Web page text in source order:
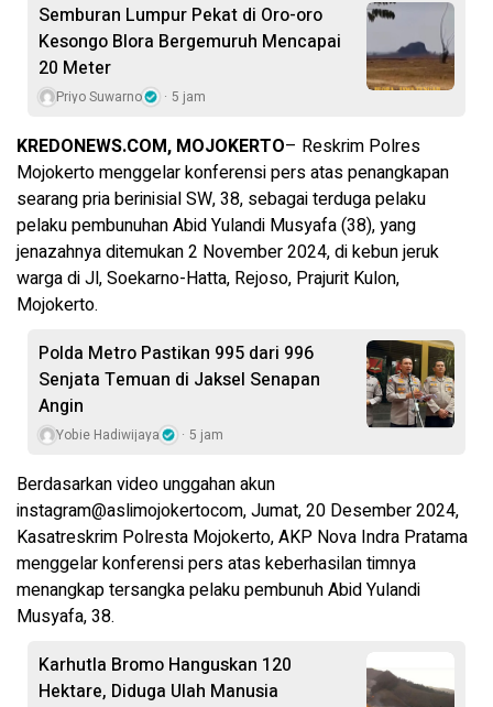
Semburan Lumpur Pekat di Oro-oro
Kesongo Blora Bergemuruh Mencapai
20 Meter
Priyo Suwarno 5 jam
KREDONEWS.COM, MOJOKERTO– Reskrim Polres
Mojokerto menggelar konferensi pers atas penangkapan
searang pria berinisial SW, 38, sebagai terduga pelaku
pelaku pembunuhan Abid Yulandi Musyafa (38), yang
jenazahnya ditemukan 2 November 2024, di kebun jeruk
warga di Jl, Soekarno-Hatta, Rejoso, Prajurit Kulon,
Mojokerto.
Polda Metro Pastikan 995 dari 996
Senjata Temuan di Jaksel Senapan
Angin
Yobie Hadiwijaya 5 jam
Berdasarkan video unggahan akun
instagram@aslimojokertocom, Jumat, 20 Desember 2024,
Kasatreskrim Polresta Mojokerto, AKP Nova Indra Pratama
menggelar konferensi pers atas keberhasilan timnya
menangkap tersangka pelaku pembunuh Abid Yulandi
Musyafa, 38.
Karhutla Bromo Hanguskan 120
Hektare, Diduga Ulah Manusia